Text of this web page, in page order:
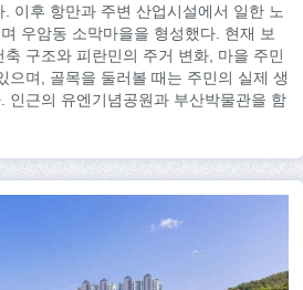
이후 항만과 주변 산업시설에서 일한 노
우암동 소막마을을 형성했다. 현재 보
구조와 피란민의 주거 변화, 마을 주민
으며, 골목을 둘러볼 때는 주민의 실제 생
인근의 유엔기념공원과 부산박물관을 함